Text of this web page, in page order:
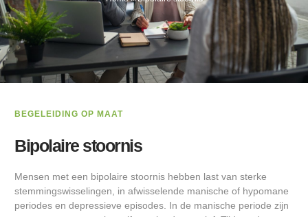
BEGELEIDING OP MAAT
Bipolaire stoornis
Mensen met een bipolaire stoornis hebben last van sterke
stemmingswisselingen, in afwisselende manische of hypomane
periodes en depressieve episodes. In de manische periode zijn